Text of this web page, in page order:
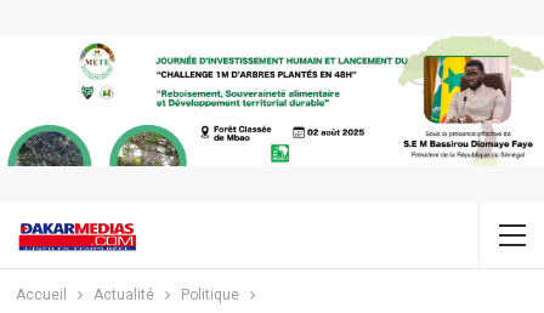
Accueil Actualité Politique